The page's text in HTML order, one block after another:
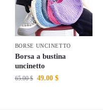
BORSE UNCINETTO
Borsa a bustina
uncinetto
65.00$ 49.00 $